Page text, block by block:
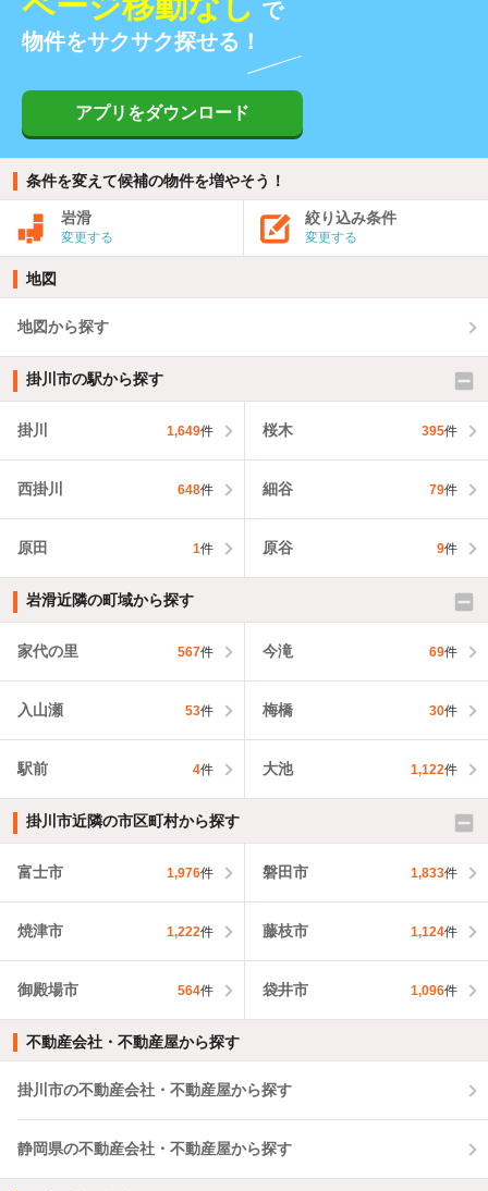
で
物件をサクサク探せる！
アプリをダウンロード
条件を変えて候補の物件を増やそう！
岩滑
変更する
絞り込み条件
変更する
地図
地図から探す
掛川市の駅から探す
掛川 1,649件 桜木 395件
西掛川 648件 細谷 79件
原田 1件 原谷 9件
岩滑近隣の町域から探す
家代の里 567件 今滝 69件
入山瀬 53件 梅橋 30件
駅前 4件 大池 1,122件
掛川市近隣の市区町村から探す
富士市 1,976件 磐田市 1,833件
焼津市 1,222件 藤枝市 1,124件
御殿場市 564件 袋井市 1,096件
不動産会社・不動産屋から探す
掛川市の不動産会社・不動産屋から探す
静岡県の不動産会社・不動産屋から探す